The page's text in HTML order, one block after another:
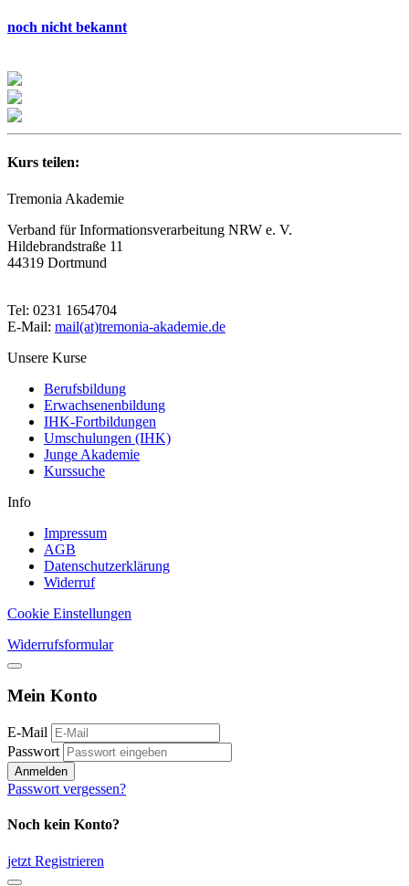
noch nicht bekannt
Kurs teilen:
Tremonia Akademie
Verband für Informationsverarbeitung NRW e. V.
Hildebrandstraße 11
44319 Dortmund
Tel: 0231 1654704
E-Mail: mail(at)tremonia-akademie.de
Unsere Kurse
Berufsbildung
Erwachsenenbildung
IHK-Fortbildungen
Umschulungen (IHK)
Junge Akademie
Kurssuche
Info
Impressum
AGB
Datenschutzerklärung
Widerruf
Cookie Einstellungen
Widerrufsformular
Mein Konto
E-Mail
Passwort
Anmelden
Passwort vergessen?
Noch kein Konto?
jetzt Registrieren